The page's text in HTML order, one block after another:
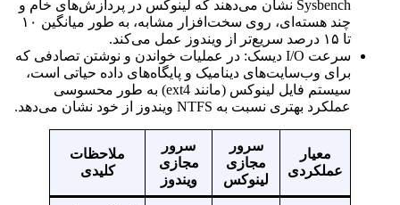
Sysbench نشان می‌دهند که لینوکس در پردازش‌های خام و
چند هسته‌ای، روی سخت‌افزار مشابه، به طور میانگین ۱۰
تا ۱۵ درصد سریع‌تر از ویندوز عمل می‌کند.
سرعت I/O دیسک: در عملیات خواندن و نوشتن تصادفی که
برای وب‌سایت‌های دینامیک و پایگاه‌های داده حیاتی است،
سیستم فایل لینوکس (مانند ext4) به طور محسوسی
عملکرد بهتری نسبت به NTFS ویندوز از خود نشان می‌دهد.
معیار
عملکردی
سرور
مجازی
لینوکس
سرور
مجازی
ویندوز
ملاحظات
کلیدی